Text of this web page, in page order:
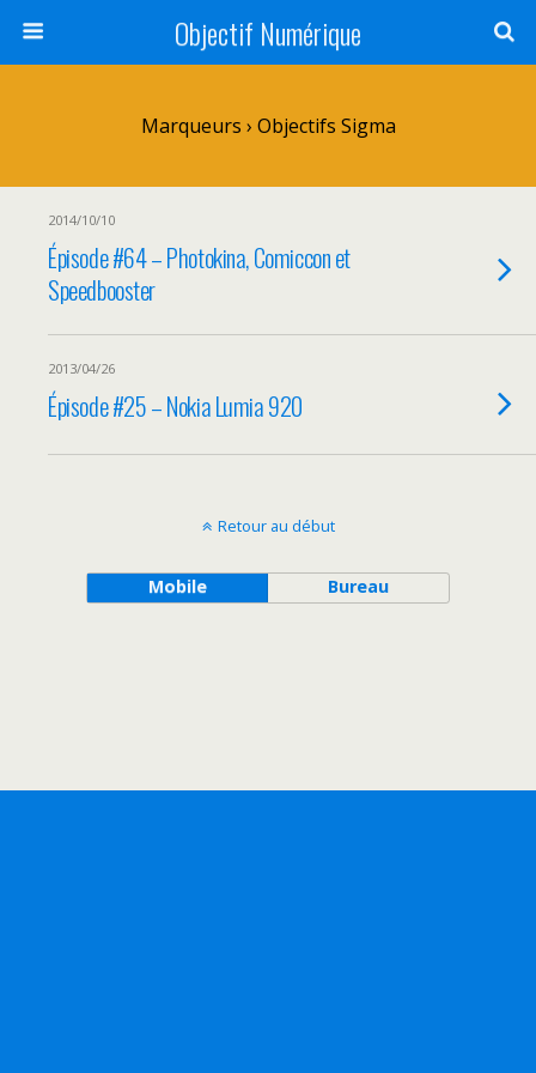
Objectif Numérique
Marqueurs › Objectifs Sigma
2014/10/10
Épisode #64 – Photokina, Comiccon et
Speedbooster
2013/04/26
Épisode #25 – Nokia Lumia 920
Retour au début
Mobile Bureau